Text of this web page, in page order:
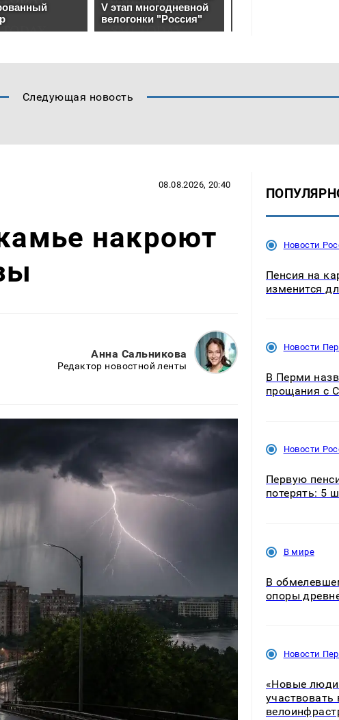
Следующая новость
08.08.2026, 20:40
накроют
Анна Сальникова
Редактор новостной ленты
Новости
Пенсия на
изменится
Новости
В Перми
прощания с
Новости
Первую
потерять: 5
В мире
В
опоры
Новости
«Новые
участвовать